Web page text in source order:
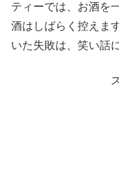
ティーでは、お酒を
酒はしばらく控えま
いた失敗は、笑い話